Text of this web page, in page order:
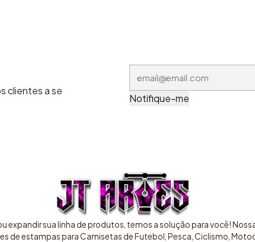
clientes a se
Notifique-me
expandir sua linha de produtos, temos a solução para você!
de estampas para Camisetas de Futebol, Pesca, Ciclismo,